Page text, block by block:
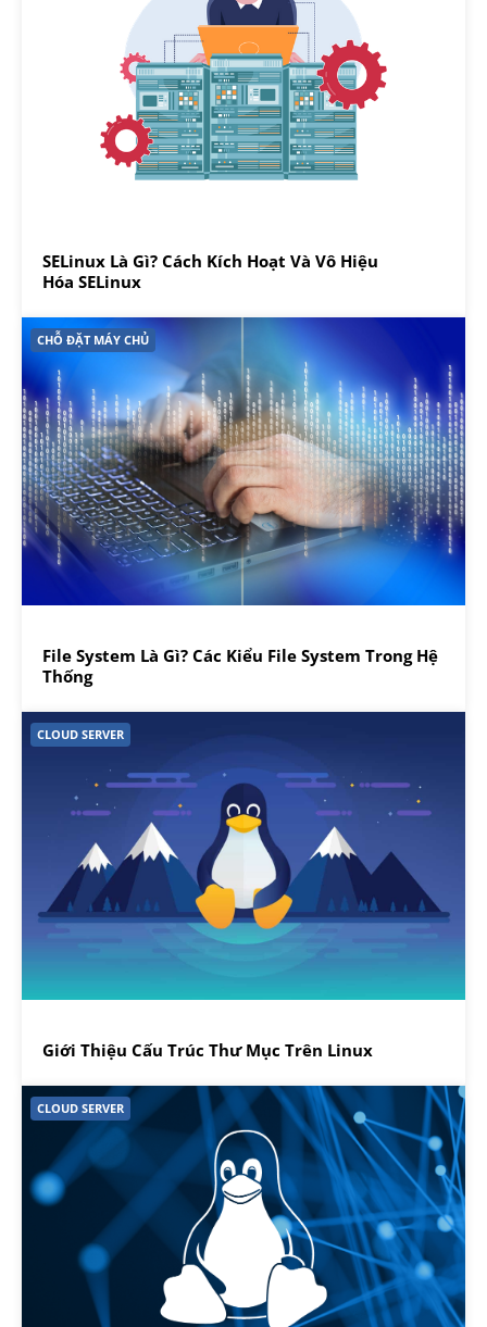
SELinux Là Gì? Cách Kích Hoạt Và Vô Hiệu
Hóa SELinux
CHỖ ĐẶT MÁY CHỦ
File System Là Gì? Các Kiểu File System Trong Hệ
Thống
CLOUD SERVER
Giới Thiệu Cấu Trúc Thư Mục Trên Linux
CLOUD SERVER